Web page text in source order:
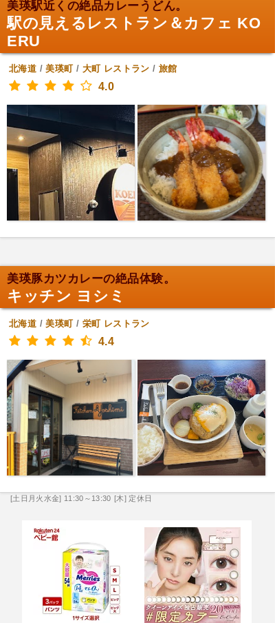
美瑛駅近くの絶品カレーうどん。
駅の見えるレストラン＆カフェ KO
ERU
北海道 /美瑛町/ 大町 レストラン / 旅館
4.0
美瑛豚カツカレーの絶品体験。
キッチン ヨシミ
北海道 /美瑛町/ 栄町 レストラン
4.4
[土日月火水金] 11:30～13:30 [木] 定休日